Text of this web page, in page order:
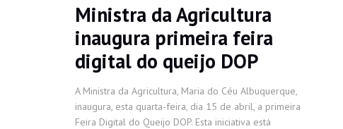
Ministra da Agricultura
inaugura primeira feira
digital do queijo DOP
A Ministra da Agricultura, Maria do Céu Albuquerque,
inaugura, esta quarta-feira, dia 15 de abril, a primeira
Feira Digital do Queijo DOP. Esta iniciativa está